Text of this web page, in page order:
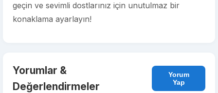
geçin ve sevimli dostlarınız için unutulmaz bir
konaklama ayarlayın!
Yorumlar &
Değerlendirmeler
Yorum
Yap